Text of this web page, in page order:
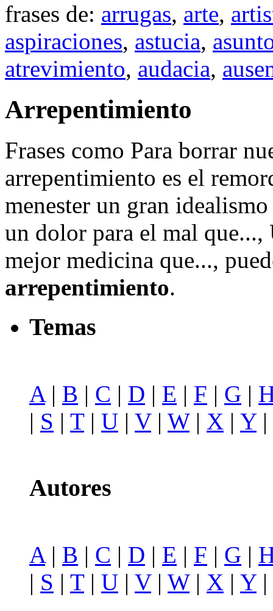
frases de: arrugas, arte,
aspiraciones, astucia,
atrevimiento, audacia,
Arrepentimiento
Frases como Para borrar
arrepentimiento es el
menester un gran
un dolor para el mal
mejor medicina que...,
arrepentimiento.
Temas
A | B | C | D | E | F | G |
| S | T| U | V| W| X | Y|
Autores
A| B | C | D | E | F | G |
| S | T| U | V| W| X | Y|